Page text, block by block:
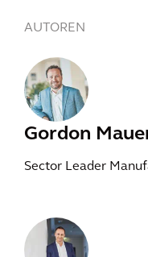
AUTOREN
Gordon
Sector Leader